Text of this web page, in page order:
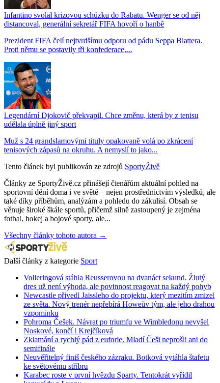
Infantino svolal krizovou schůzku do Rabatu. Wenger se od něj
distancoval, generální sekretář FIFA hovoří o hanbě
Prezident FIFA čelí nejtvrdšímu odporu od pádu Seppa Blattera.
Proti němu se postavily tři konfederace,...
Legendární Djokovič překvapil. Chce změnu, která by z tenisu
udělala úplně jiný sport
Muž s 24 grandslamovými tituly opakovaně volá po zkrácení
tenisových zápasů na okruhu. A nemyslí to jako...
Tento článek byl publikován ze zdrojů SportyŽivě
Články ze SportyŽivě.cz přinášejí čtenářům aktuální pohled na
sportovní dění doma i ve světě – nejen prostřednictvím výsledků, ale
také díky příběhům, analýzám a pohledu do zákulisí. Obsah se
věnuje široké škále sportů, přičemž silně zastoupený je zejména
fotbal, hokej a bojové sporty, ale...
Všechny články tohoto autora →
Další články z kategorie Sport
Volleringová stáhla Reusserovou na dvanáct sekund. Žlutý
dres už není výhoda, ale povinnost reagovat na každý pohyb
Newcastle přivedl Jaissleho do projektu, který mezitím zmizel
ze světa. Nový trenér nepřebírá Howeův tým, ale jeho drahou
vzpomínku
Pohroma Češek. Návrat po triumfu ve Wimbledonu nevyšel
Noskové, končí i Krejčíková
Zklamání a rychlý pád z euforie. Mladí Češi neprošli ani do
semifinále
Neuvěřitelný finiš českého zázraku. Botková vytáhla štafetu
ke světovému stříbru
Karabec roste v první hvězdu Sparty. Tentokrát vyřídil